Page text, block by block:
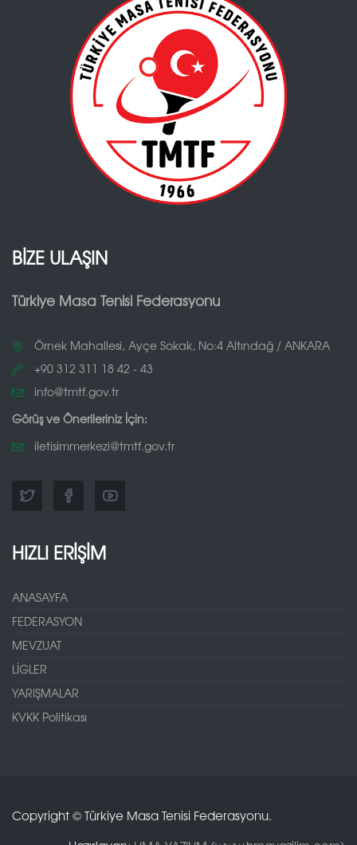
BİZE ULAŞIN
Türkiye Masa Tenisi Federasyonu
Örnek Mahallesi, Ayçe Sokak, No:4 Altındağ / ANKARA
+90 312 311 18 42 - 43
info@tmtf.gov.tr
Görüş ve Önerileriniz İçin:
iletisimmerkezi@tmtf.gov.tr
HIZLI ERİŞİM
ANASAYFA
FEDERASYON
MEVZUAT
LİGLER
YARIŞMALAR
KVKK Politikası
Copyright © Türkiye Masa Tenisi Federasyonu.